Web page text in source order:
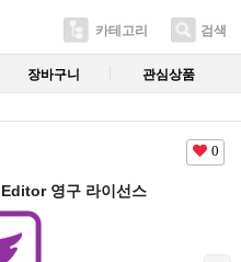
카테고리 검색
장바구니 관심상품
0
영구 라이선스